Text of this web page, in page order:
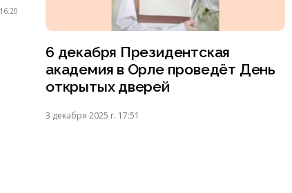
6 декабря Президентская
академия в Орле проведёт День
открытых дверей
3 декабря 2025 г. 17:51